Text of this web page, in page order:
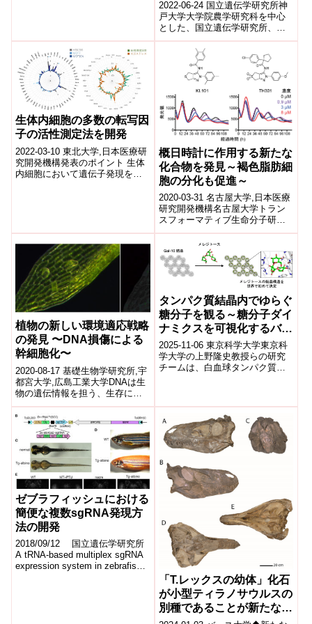
2022-06-24 国立遺伝学研究所神
戸大学大学院農学研究科を中心
とした、国立遺伝学研究所、英
国・ユニバーシティカレッジロ
ンドン、ウォーリック大学、ミ
ャンマー...
生体内細胞の多数の転写因
子の活性測定法を開発
2022-03-10 東北大学,日本医療研
究開発機構発表のポイント 生体
内細胞において遺伝子発現を直
概日時計に作用する新たな
化合物を発見～褐色脂肪細
胞の分化も促進～
2020-03-31 名古屋大学,日本医療
研究開発機構名古屋大学トラン
スフォーマティブ生命分子研究
所(WPI-ITbM)の廣田 毅 特任准教
授、サイモン ミラー...
植物の新しい環境適応戦略
の発見 〜DNA損傷による
幹細胞化〜
2020-08-17 基礎生物学研究所,宇
都宮大学,広島工業大学DNAは生
物の遺伝情報を担う、生存に必
須な物質です。しかし、自然界
には紫外線や化学物質など、
DN...
タンパク質結晶内でゆらぐ
糖分子を観る～糖分子ダイ
ナミクスを可視化するバイ
オマテリアル技術～
2025-11-06 東京科学大学東京科
学大学の上野隆史教授らの研究
チームは、白血球タンパク質ガ
ゼブラフィッシュにおける
簡便な複数sgRNA発現方
法の開発
2018/09/12 国立遺伝学研究所
A tRNA-based multiplex sgRNA
expression system in zebrafish
「T.レックスの幼体」化石
が小型ティラノサウルスの
別種であることが新たな研